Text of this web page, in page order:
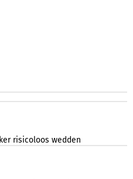
risicoloos wedden